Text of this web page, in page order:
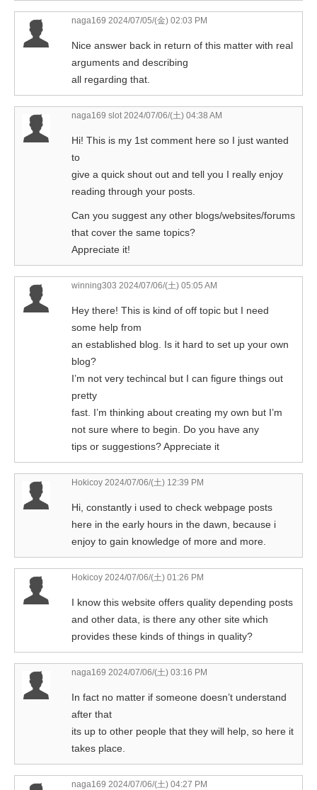
naga169 2024/07/05/(金) 02:03 PM
Nice answer back in return of this matter with real
arguments and describing
all regarding that.
naga169 slot2024/07/06/(土) 04:38 AM
Hi! This is my 1st comment here so I just wanted
to
give a quick shout out and tell you I really enjoy
reading through your posts.
Can you suggest any other blogs/websites/forums
that cover the same topics?
Appreciate it!
winning303 2024/07/06/(土) 05:05 AM
Hey there! This is kind of off topic but I need
some help from
an established blog. Is it hard to set up your own
blog?
I’m not very techincal but I can figure things out
pretty
fast. I’m thinking about creating my own but I’m
not sure where to begin. Do you have any
tips or suggestions? Appreciate it
Hokicoy 2024/07/06/(土) 12:39 PM
Hi, constantly i used to check webpage posts
here in the early hours in the dawn, because i
enjoy to gain knowledge of more and more.
Hokicoy 2024/07/06/(土) 01:26 PM
I know this website offers quality depending posts
and other data, is there any other site which
provides these kinds of things in quality?
naga169 2024/07/06/(土) 03:16 PM
In fact no matter if someone doesn’t understand
after that
its up to other people that they will help, so here it
takes place.
naga169 2024/07/06/(土) 04:27 PM